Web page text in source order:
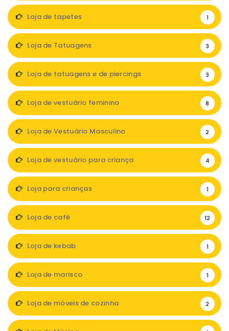
Loja de tapetes 1
Loja de Tatuagens 3
Loja de tatuagens e de piercings 3
Loja de vestuário feminino 8
Loja de Vestuário Masculino 2
Loja de vestuário para criança 4
Loja para crianças 1
Loja de café 12
Loja de kebab 1
Loja de marisco 1
Loja de móveis de cozinha 2